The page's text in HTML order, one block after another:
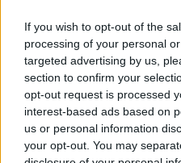
If you wish to opt-out of the
processing of your personal
targeted advertising by us,
section to confirm your
opt-out request is processed
interest-based ads based on
us or personal information
your opt-out. You may
NapiApp Mozi Mánia